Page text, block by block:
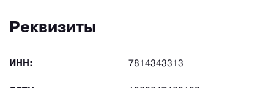
Реквизиты
ИНН: 7814343313